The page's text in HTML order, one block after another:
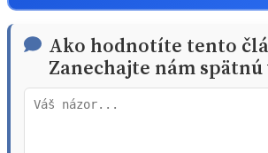
Ako hodnotíte tento
Zanechajte nám spätnú